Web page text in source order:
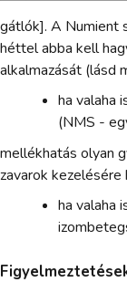
gátlók]. A Numient
héttel abba kell
alkalmazását (lásd
ha valaha
(NMS -
mellékhatás olyan
zavarok kezelésére
ha valaha